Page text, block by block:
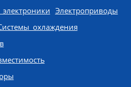
Электроприводы
охлаждения